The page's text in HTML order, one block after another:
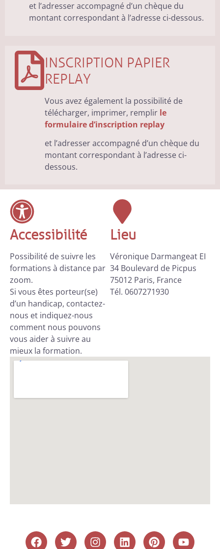
et l’adresser accompagné d’un chèque du
montant correspondant à l’adresse ci-dessous.
INSCRIPTION PAPIER
REPLAY
Vous avez également la possibilité de
télécharger, imprimer, remplir le
formulaire d’inscription replay
et l’adresser accompagné d’un chèque du
montant correspondant à l’adresse ci-
dessous.
Accessibilité
Possibilité de suivre les
formations à distance par
zoom.
Si vous êtes porteur(se)
d’un handicap, contactez-
nous et indiquez-nous
comment nous pouvons
vous aider à suivre au
mieux la formation.
Lieu
Véronique Darmangeat EI
34 Boulevard de Picpus
75012 Paris, France
Tél. 0607271930